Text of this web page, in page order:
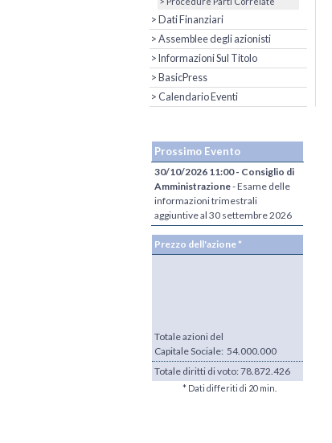
> Dati Finanziari
> Assemblee degli azionisti
> Informazioni Sul Titolo
> BasicPress
> Calendario Eventi
Prossimo Evento
30/10/2026 11:00 - Consiglio di
Amministrazione- Esame delle
informazioni trimestrali
aggiuntive al 30 settembre 2026
Prezzo dell'azione *
Totale azioni del
Capitale Sociale: 54.000.000
Totale diritti di voto:78.872.426
* Dati differiti di 20 min.